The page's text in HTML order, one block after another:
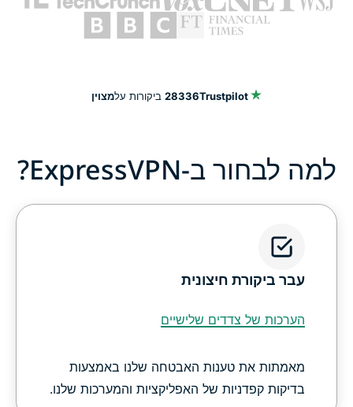
מצוין 28336 ביקורות על Trustpilot
למה לבחור ב-ExpressVPN?
עבר ביקורת חיצונית
הערכות של צדדים שלישיים
מאמתות את טענות האבטחה שלנו באמצעות
בדיקות קפדניות של האפליקציות והמערכות שלנו.